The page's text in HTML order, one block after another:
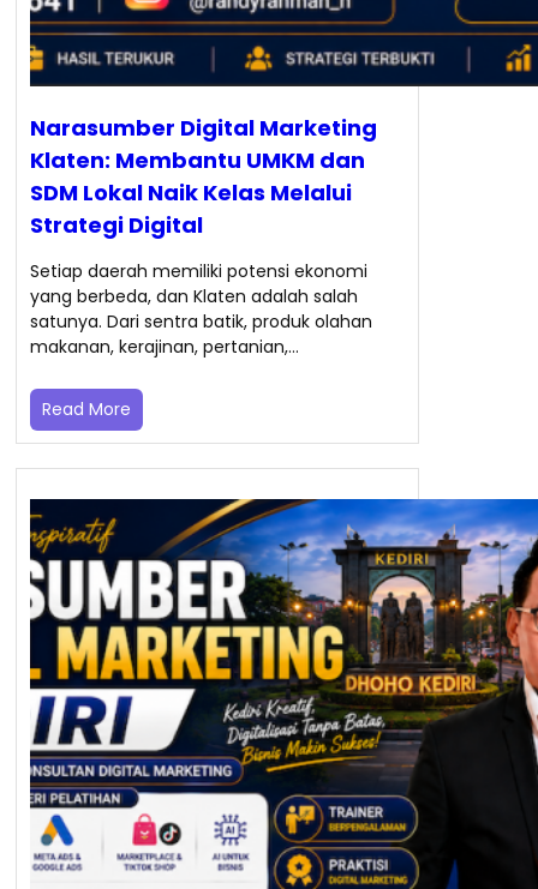
Narasumber Digital Marketing
Klaten: Membantu UMKM dan
SDM Lokal Naik Kelas Melalui
Strategi Digital
Setiap daerah memiliki potensi ekonomi
yang berbeda, dan Klaten adalah salah
satunya. Dari sentra batik, produk olahan
makanan, kerajinan, pertanian,…
Read More